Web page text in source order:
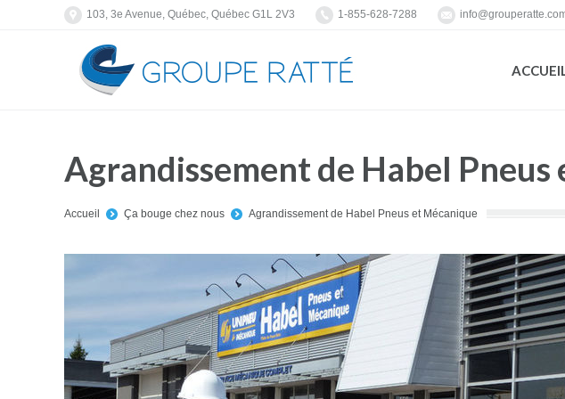
103, 3e Avenue, Québec, Québec G1L 2V3 1-855-628-7288
Agrandissement de Habel
You are here:
Accueil Ça bouge chez nous Agrandissement de Habel Pneus et Mécanique